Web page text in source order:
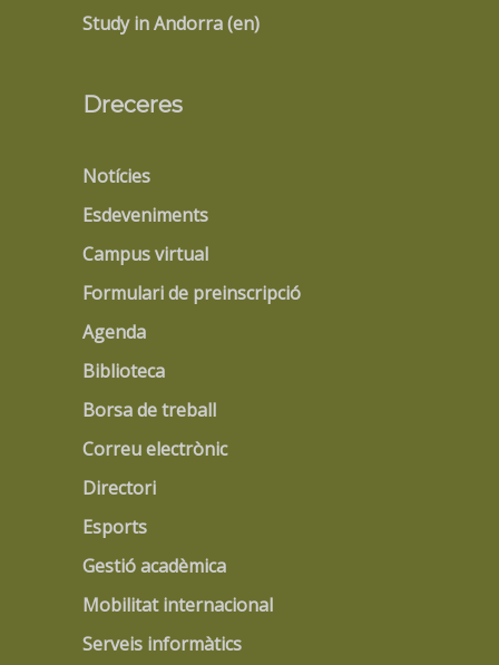
Study in Andorra (en)
Dreceres
Notícies
Esdeveniments
Campus virtual
Formulari de preinscripció
Agenda
Biblioteca
Borsa de treball
Correu electrònic
Directori
Esports
Gestió acadèmica
Mobilitat internacional
Serveis informàtics